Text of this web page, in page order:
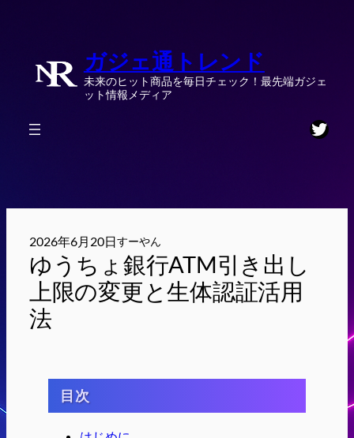
ガジェ通トレンド
未来のヒット商品を毎日チェック！最先端ガジェ
ット情報メディア
2026年6月20日すーやん
ゆうちょ銀行ATM引き出し
上限の変更と生体認証活用
法
目次